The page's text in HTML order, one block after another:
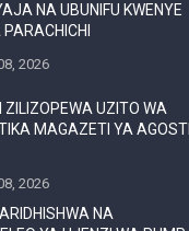
NA UBUNIFU KWENYE
2026
ZILIZOPEWA UZITO WA
MAGAZETI YA AGOSTI
2026
NA